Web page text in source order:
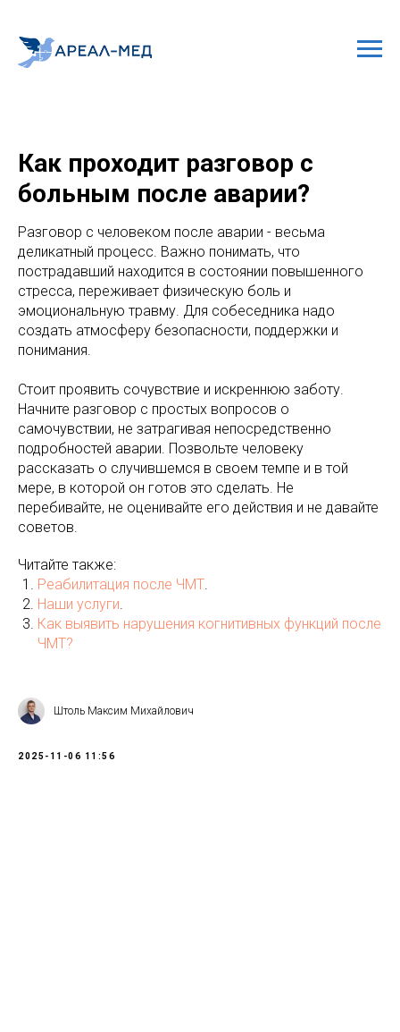
Как проходит разговор с
больным после аварии?
Разговор с человеком после аварии - весьма
деликатный процесс. Важно понимать, что
пострадавший находится в состоянии повышенного
стресса, переживает физическую боль и
эмоциональную травму. Для собеседника надо
создать атмосферу безопасности, поддержки и
понимания.
Cтоит проявить сочувствие и искреннюю заботу.
Начните разговор с простых вопросов о
самочувствии, не затрагивая непосредственно
подробностей аварии. Позвольте человеку
рассказать о случившемся в своем темпе и в той
мере, в которой он готов это сделать. Не
перебивайте, не оценивайте его действия и не давайте
советов.
Читайте также:
Реабилитация после ЧМТ.
Наши услуги.
Как выявить нарушения когнитивных функций после
ЧМТ?
Штоль Максим Михайлович
2025-11-06 11:56